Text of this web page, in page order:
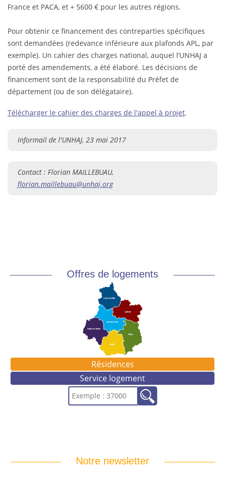
France et PACA, et + 5600 € pour les autres régions.
Pour obtenir ce financement des contreparties spécifiques
sont demandées (redevance inférieure aux plafonds APL, par
exemple). Un cahier des charges national, auquel l’UNHAJ a
porté des amendements, a été élaboré. Les décisions de
financement sont de la responsabilité du Préfet de
département (ou de son délégataire).
Télécharger le cahier des charges de l'appel à projet.
Informail de l'UNHAJ, 23 mai 2017
Contact : Florian MAILLEBUAU,
florian.maillebuau@unhaj.org
Offres de logements
Résidences
Service logement
Notre newsletter